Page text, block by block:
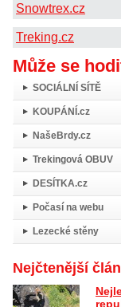
Snowtrex.cz
Treking.cz
Může se
SOCIÁLNÍ SÍTĚ
KOUPÁNÍ.cz
NašeBrdy.cz
Trekingová OBUV
DESÍTKA.cz
Počasí na webu
Lezecké stěny
Nejčtenější